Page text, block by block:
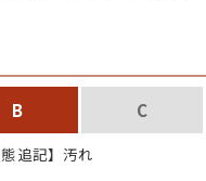
W31,W32 W33,W34
W37以上
B C
追記】汚れ